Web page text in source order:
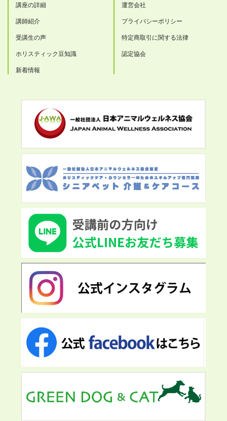
講座の詳細
講師紹介
受講生の声
ホリスティック豆知識
新着情報
運営会社
プライバシーポリシー
特定商取引に関する法律
認定協会